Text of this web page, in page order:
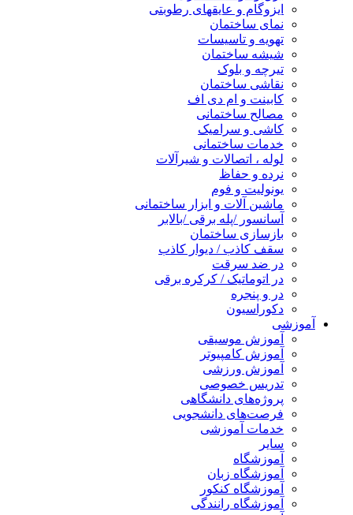
ایزوگام و عایقهای رطوبتی
نمای ساختمان
تهویه و تاسیسات
شیشه ساختمان
تیرچه و بلوک
نقاشی ساختمان
کابینت و ام دی اف
مصالح ساختمانی
کاشی و سرامیک
خدمات ساختمانی
لوله ، اتصالات و شیرآلات
نرده و حفاظ
یونولیت و فوم
ماشین آلات و ابزار ساختمانی
آسانسور /پله برقی /بالابر
بازسازی ساختمان
سقف کاذب / دیوار کاذب
در ضد سرقت
در اتوماتیک / کرکره برقی
در و پنجره
دکوراسیون
آموزشی
آموزش موسیقی
آموزش کامپیوتر
آموزش ورزشی
تدریس خصوصی
پروژه‌های دانشگاهی
فرصت‌های دانشجویی
خدمات آموزشی
سایر
آموزشگاه
آموزشگاه زبان
آموزشگاه کنکور
آموزشگاه رانندگی